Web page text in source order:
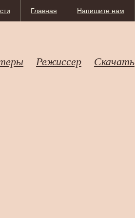
Напишите нам
Главная
Режиссер Скачать